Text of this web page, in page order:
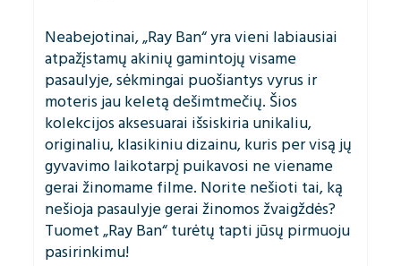
Neabejotinai, „Ray Ban“ yra vieni labiausiai
atpažįstamų akinių gamintojų visame
pasaulyje, sėkmingai puošiantys vyrus ir
moteris jau keletą dešimtmečių. Šios
kolekcijos aksesuarai išsiskiria unikaliu,
originaliu, klasikiniu dizainu, kuris per visą jų
gyvavimo laikotarpį puikavosi ne viename
gerai žinomame filme. Norite nešioti tai, ką
nešioja pasaulyje gerai žinomos žvaigždės?
Tuomet „Ray Ban“ turėtų tapti jūsų pirmuoju
pasirinkimu!